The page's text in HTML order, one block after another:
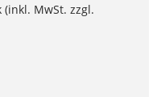
(inkl. MwSt. zzgl.